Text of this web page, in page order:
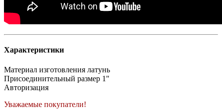
Характеристики
Материал изготовления латунь
Присоединительный размер 1"
Авторизация
Уважаемые покупатели!